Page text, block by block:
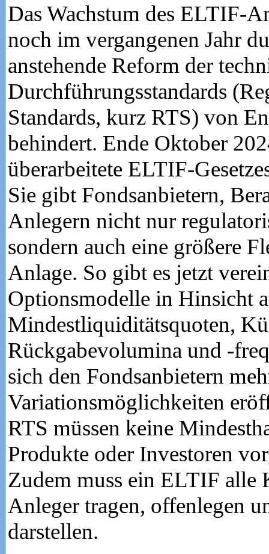
Das Wachstum des ELTIF-
noch im vergangenen Jahr
anstehende Reform der
Durchführungsstandards
Standards, kurz RTS) von
behindert. Ende Oktober
überarbeitete ELTIF-
Sie gibt Fondsanbietern,
Anlegern nicht nur
sondern auch eine größere
Anlage. So gibt es jetzt
Optionsmodelle in Hinsicht
Mindestliquiditätsquoten,
Rückgabevolumina und -
sich den Fondsanbietern
Variationsmöglichkeiten
RTS müssen keine
Produkte oder Investoren
Zudem muss ein ELTIF alle
Anleger tragen, offenlegen
darstellen.